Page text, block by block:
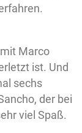
Marco
ist. Und
sechs
der bei
viel Spaß.